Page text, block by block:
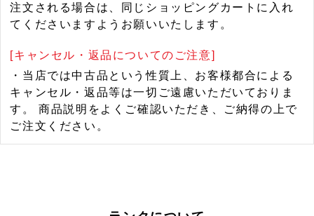
注文される場合は、同じショッピングカートに入れ
てくださいますようお願いいたします。
[キャンセル・返品についてのご注意]
・当店では中古品という性質上、お客様都合による
キャンセル・返品等は一切ご遠慮いただいておりま
す。 商品説明をよくご確認いただき、ご納得の上で
ご注文ください。